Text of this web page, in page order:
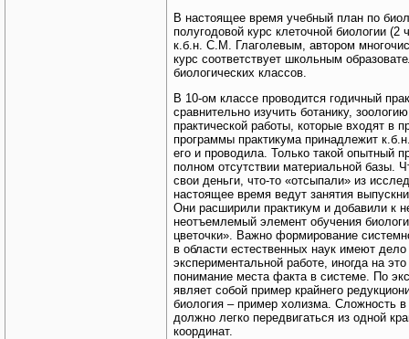
В настоящее время учебный план по
полугодовой курс клеточной биологии (2
к.б.н. С.М. Глаголевым, автором
курс соответствует школьным
биологических классов.
В 10-ом классе проводится годичный
сравнительно изучить ботанику,
практической работы, которые входят в
программы практикума принадлежит
его и проводила. Только такой опытный
полном отсутствии материальной базы.
свои деньги, что-то «отсыпали» из
настоящее время ведут занятия
Они расширили практикум и добавили к
неотъемлемый элемент обучения
цветочки». Важно формирование
в области естественных наук имеют
экспериментальной работе, иногда на
понимание места факта в системе. По
являет собой пример крайнего
биология – пример холизма. Сложность
должно легко передвигаться из одной
координат.